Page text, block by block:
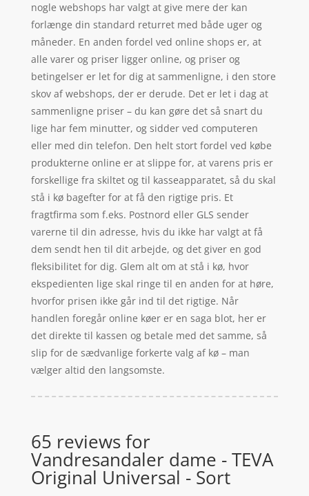
nogle webshops har valgt at give mere der kan
forlænge din standard returret med både uger og
måneder. En anden fordel ved online shops er, at
alle varer og priser ligger online, og priser og
betingelser er let for dig at sammenligne, i den store
skov af webshops, der er derude. Det er let i dag at
sammenligne priser – du kan gøre det så snart du
lige har fem minutter, og sidder ved computeren
eller med din telefon. Den helt stort fordel ved købe
produkterne online er at slippe for, at varens pris er
forskellige fra skiltet og til kasseapparatet, så du skal
stå i kø bagefter for at få den rigtige pris. Et
fragtfirma som f.eks. Postnord eller GLS sender
varerne til din adresse, hvis du ikke har valgt at få
dem sendt hen til dit arbejde, og det giver en god
fleksibilitet for dig. Glem alt om at stå i kø, hvor
ekspedienten lige skal ringe til en anden for at høre,
hvorfor prisen ikke går ind til det rigtige. Når
handlen foregår online køer er en saga blot, her er
det direkte til kassen og betale med det samme, så
slip for de sædvanlige forkerte valg af kø – man
vælger altid den langsomste.
65 reviews for
Vandresandaler dame - TEVA
Original Universal - Sort